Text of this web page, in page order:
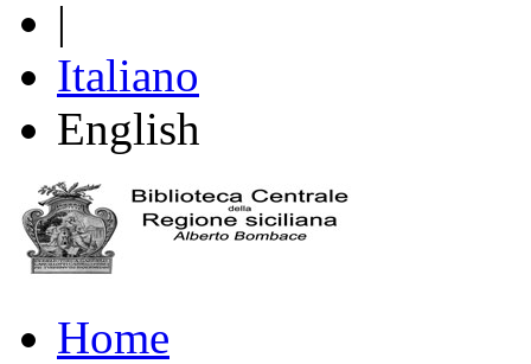
|
Italiano
English
Home